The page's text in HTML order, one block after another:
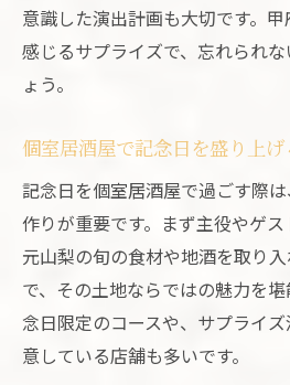
意識した演出計画も大切です。
感じるサプライズで、忘れられ
ょう。
個室居酒屋で記念日を盛り上
記念日を個室居酒屋で過ごす際
作りが重要です。まず主役やゲ
元山梨の旬の食材や地酒を取り
で、その土地ならではの魅力を
念日限定のコースや、サプライ
意している店舗も多いです。